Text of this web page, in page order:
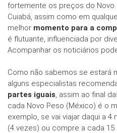
fortemente os preços do Novo
Cuiabá, assim como em
melhor momento para a
é flutuante, influenciada por
Acompanhar os noticiários
Como não sabemos se estará
alguns especialistas
partes iguais, assim ao final
cada Novo Peso (México) é o
exemplo, se vai viajar daqui a
(4 vezes) ou compre a cada 15